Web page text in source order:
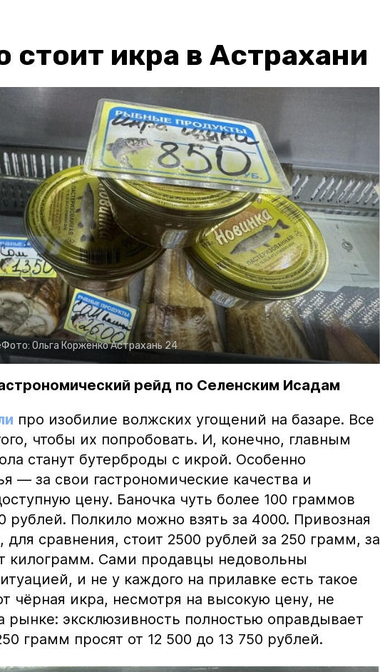
стоит икра в Астрахани
Фото: Ольга КорженкоАстрахань 24
рейд по Селенским Исадам
про изобилие волжских угощений на базаре. Все
чтобы их попробовать. И, конечно, главным
станут бутерброды с икрой. Особенно
— за свои гастрономические качества и
цену. Баночка чуть более 100 граммов
рублей. Полкило можно взять за 4000. Привозная
для сравнения, стоит 2500 рублей за 250 грамм, за
килограмм. Сами продавцы недовольны
и не у каждого на прилавке есть такое
чёрная икра, несмотря на высокую цену, не
рынке: эксклюзивность полностью оправдывает
грамм просят от 12 500 до 13 750 рублей.